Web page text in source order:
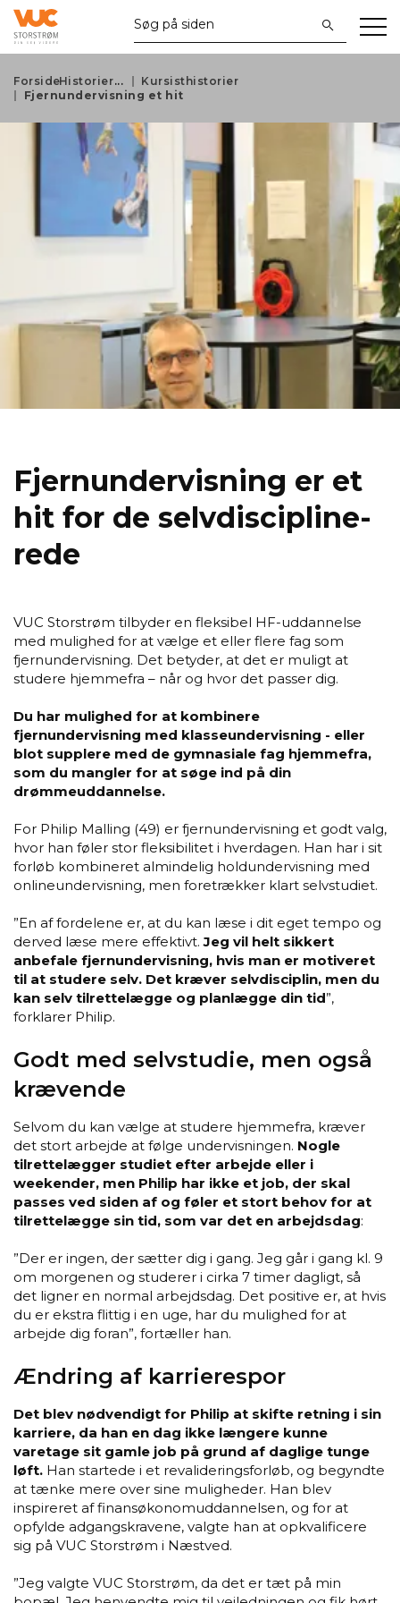
ForsideHistorier
Kursisthistorier
Fjernundervisning et hit
Fjer­nun­der­vis­ning er et
hit for de selv­di­sci­pli­ne­
re­de
VUC Storstrøm tilbyder en fleksibel HF-uddannelse
med mulighed for at vælge et eller flere fag som
fjernundervisning. Det betyder, at det er muligt at
studere hjemmefra – når og hvor det passer dig.
Du har mulighed for at kombinere
fjernundervisning med klasseundervisning - eller
blot supplere med de gymnasiale fag hjemmefra,
som du mangler for at søge ind på din
drømmeuddannelse.
For Philip Malling (49) er fjernundervisning et godt valg,
hvor han føler stor fleksibilitet i hverdagen. Han har i sit
forløb kombineret almindelig holdundervisning med
onlineundervisning, men foretrækker klart selvstudiet.
”En af fordelene er, at du kan læse i dit eget tempo og
derved læse mere effektivt.Jeg vil helt sikkert
anbefale fjernundervisning, hvis man er motiveret
til at studere selv. Det kræver selvdisciplin, men du
kan selv tilrettelægge og planlægge din tid”,
forklarer Philip.
Godt med selvstudie, men også
krævende
Selvom du kan vælge at studere hjemmefra, kræver
det stort arbejde at følge undervisningen. Nogle
tilrettelægger studiet efter arbejde eller i
weekender, men Philip har ikke et job, der skal
passes ved siden af og føler et stort behov for at
tilrettelægge sin tid, som var det en arbejdsdag:
”Der er ingen, der sætter dig i gang. Jeg går i gang kl. 9
om morgenen og studerer i cirka 7 timer dagligt, så
det ligner en normal arbejdsdag. Det positive er, at hvis
du er ekstra flittig i en uge, har du mulighed for at
arbejde dig foran”, fortæller han.
Ændring af karrierespor
Det blev nødvendigt for Philip at skifte retning i sin
karriere, da han en dag ikke længere kunne
varetage sit gamle job på grund af daglige tunge
løft. Han startede i et revalideringsforløb, og begyndte
at tænke mere over sine muligheder. Han blev
inspireret af finansøkonomuddannelsen, og for at
opfylde adgangskravene, valgte han at opkvalificere
sig på VUC Storstrøm i Næstved.
”Jeg valgte VUC Storstrøm, da det er tæt på min